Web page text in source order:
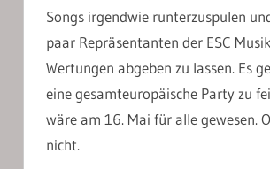
Songs irgendwie runterzuspulen
paar Repräsentanten der ESC
Wertungen abgeben zu lassen. Es
eine gesamteuropäische Party zu
wäre am 16. Mai für alle gewesen.
nicht.